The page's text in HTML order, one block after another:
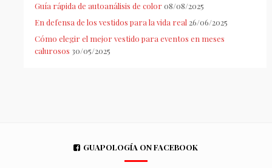
Guía rápida de autoanálisis de color 08/08/2025
En defensa de los vestidos para la vida real 26/06/2025
Cómo elegir el mejor vestido para eventos en meses
calurosos 30/05/2025
GUAPOLOGÍA ON FACEBOOK